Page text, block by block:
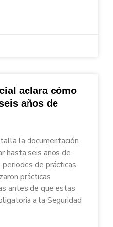
aclara cómo
años de
la documentación
hasta seis años de
de prácticas
prácticas
antes de que estas
a la Seguridad